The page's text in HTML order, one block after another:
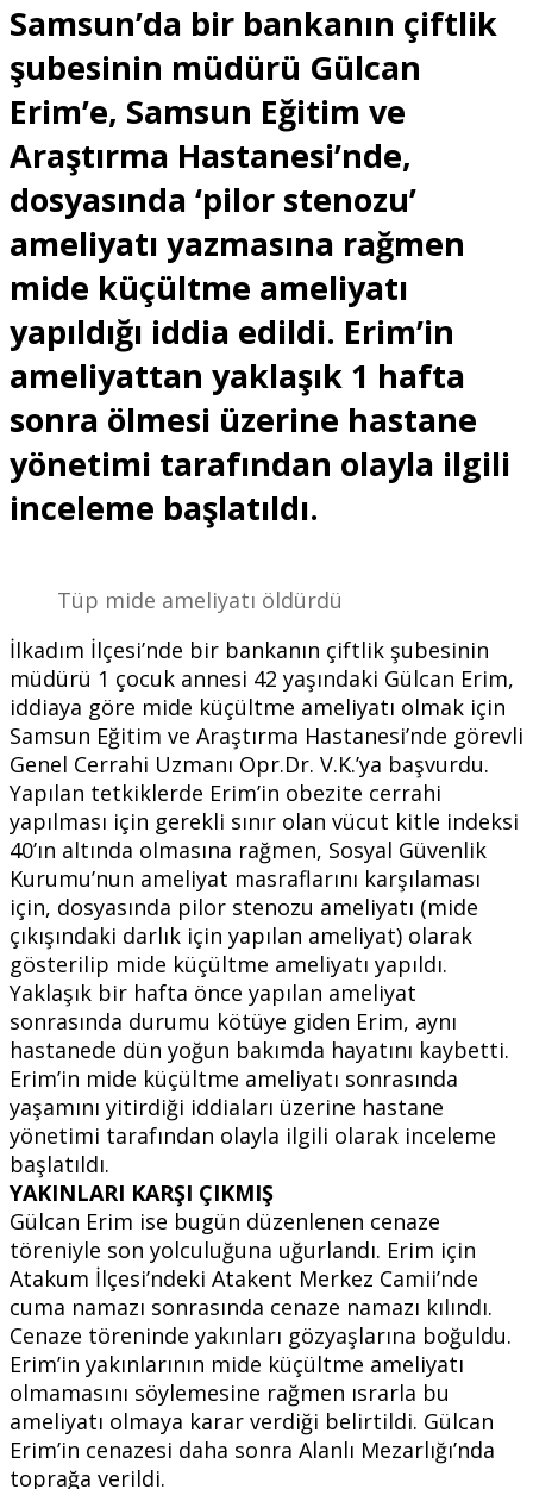
Ameliyatı
Sonrası
Canından
Oldu
Samsun’da bir bankanın çiftlik
şubesinin müdürü Gülcan
Erim’e, Samsun Eğitim ve
Araştırma Hastanesi’nde,
dosyasında ‘pilor stenozu’
ameliyatı yazmasına rağmen
mide küçültme ameliyatı
yapıldığı iddia edildi. Erim’in
ameliyattan yaklaşık 1 hafta
sonra ölmesi üzerine hastane
yönetimi tarafından olayla ilgili
inceleme başlatıldı.
Tüp mide ameliyatı öldürdü
İlkadım İlçesi’nde bir bankanın çiftlik şubesinin
müdürü 1 çocuk annesi 42 yaşındaki Gülcan Erim,
iddiaya göre mide küçültme ameliyatı olmak için
Samsun Eğitim ve Araştırma Hastanesi’nde görevli
Genel Cerrahi Uzmanı Opr.Dr. V.K.’ya başvurdu.
Yapılan tetkiklerde Erim’in obezite cerrahi
yapılması için gerekli sınır olan vücut kitle indeksi
40’ın altında olmasına rağmen, Sosyal Güvenlik
Kurumu’nun ameliyat masraflarını karşılaması
için, dosyasında pilor stenozu ameliyatı (mide
çıkışındaki darlık için yapılan ameliyat) olarak
gösterilip mide küçültme ameliyatı yapıldı.
Yaklaşık bir hafta önce yapılan ameliyat
sonrasında durumu kötüye giden Erim, aynı
hastanede dün yoğun bakımda hayatını kaybetti.
Erim’in mide küçültme ameliyatı sonrasında
yaşamını yitirdiği iddiaları üzerine hastane
yönetimi tarafından olayla ilgili olarak inceleme
başlatıldı.
YAKINLARI KARŞI ÇIKMIŞ
Gülcan Erim ise bugün düzenlenen cenaze
töreniyle son yolculuğuna uğurlandı. Erim için
Atakum İlçesi’ndeki Atakent Merkez Camii’nde
cuma namazı sonrasında cenaze namazı kılındı.
Cenaze töreninde yakınları gözyaşlarına boğuldu.
Erim’in yakınlarının mide küçültme ameliyatı
olmamasını söylemesine rağmen ısrarla bu
ameliyatı olmaya karar verdiği belirtildi. Gülcan
Erim’in cenazesi daha sonra Alanlı Mezarlığı’nda
toprağa verildi.